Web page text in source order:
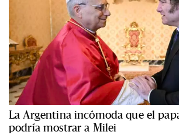
La Argentina incómoda que el
podría mostrar a Milei